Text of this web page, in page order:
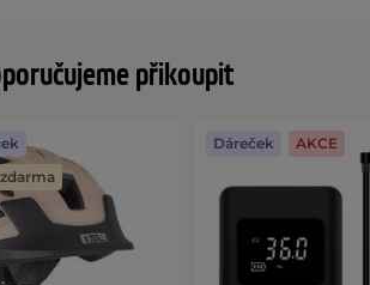
přikoupit
Dáreček AKCE